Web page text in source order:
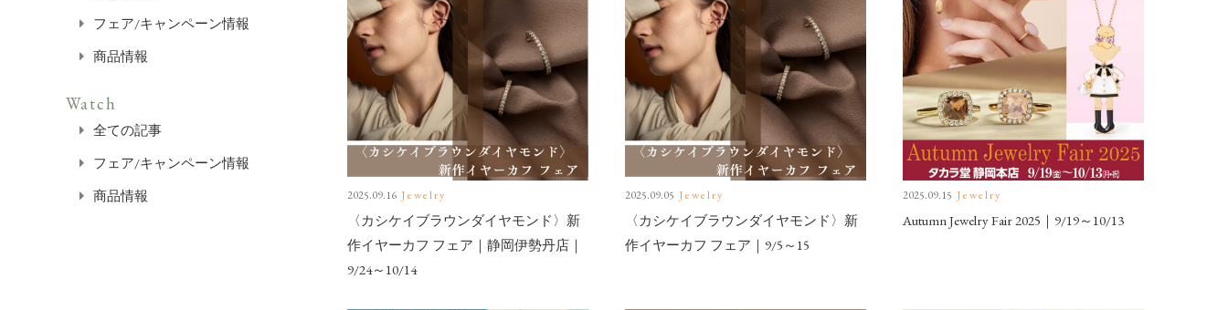
2025.09.16 Jewelry
〈カシケイブラウンダイヤモンド〉新
作イヤーカフ フェア｜静岡伊勢丹店｜
9/24～10/14
2025.09.05 Jewelry
〈カシケイブラウンダイヤモンド〉新
作イヤーカフ フェア｜9/5～15
2025.09.15 Jewelry
Autumn Jewelry Fair 2025｜9/19～10/13
フェア/キャンペーン情報
商品情報
Watch
全ての記事
フェア/キャンペーン情報
商品情報